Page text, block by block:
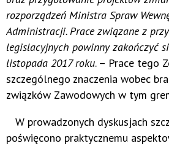
rozporządzeń Ministra Spraw
Administracji. Prace związane z
legislacyjnych powinny zakończyć
listopada 2017 roku. – Prace tego
szczególnego znaczenia wobec
związków Zawodowych w tym
W prowadzonych dyskusjach
poświęcono praktycznemu